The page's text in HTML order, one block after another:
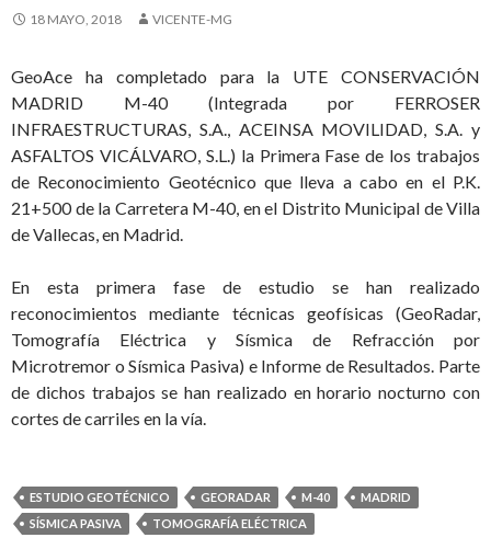
18 MAYO, 2018 VICENTE-MG
GeoAce ha completado para la UTE CONSERVACIÓN
MADRID M-40 (Integrada por FERROSER
INFRAESTRUCTURAS, S.A., ACEINSA MOVILIDAD, S.A. y
ASFALTOS VICÁLVARO, S.L.) la Primera Fase de los trabajos
de Reconocimiento Geotécnico que lleva a cabo en el P.K.
21+500 de la Carretera M-40, en el Distrito Municipal de Villa
de Vallecas, en Madrid.
En esta primera fase de estudio se han realizado
reconocimientos mediante técnicas geofísicas (GeoRadar,
Tomografía Eléctrica y Sísmica de Refracción por
Microtremor o Sísmica Pasiva) e Informe de Resultados. Parte
de dichos trabajos se han realizado en horario nocturno con
cortes de carriles en la vía.
ESTUDIO GEOTÉCNICO GEORADAR M-40
MADRID
SÍSMICA PASIVA
TOMOGRAFÍA ELÉCTRICA